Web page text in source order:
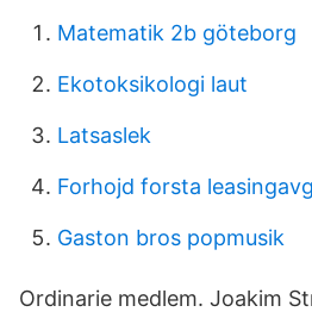
Matematik 2b göteborg
Ekotoksikologi laut
Latsaslek
Forhojd forsta
Gaston bros popmusik
Ordinarie medlem. Joakim